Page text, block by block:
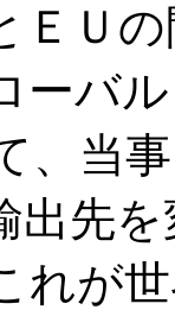
ＥＵ
ーバ
、当
出先
れが